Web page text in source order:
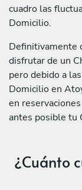
cuadro las
Domicilio.
Definitivamente
disfrutar de un
pero debido a
Domicilio en
en
antes posible tu
¿Cuánto